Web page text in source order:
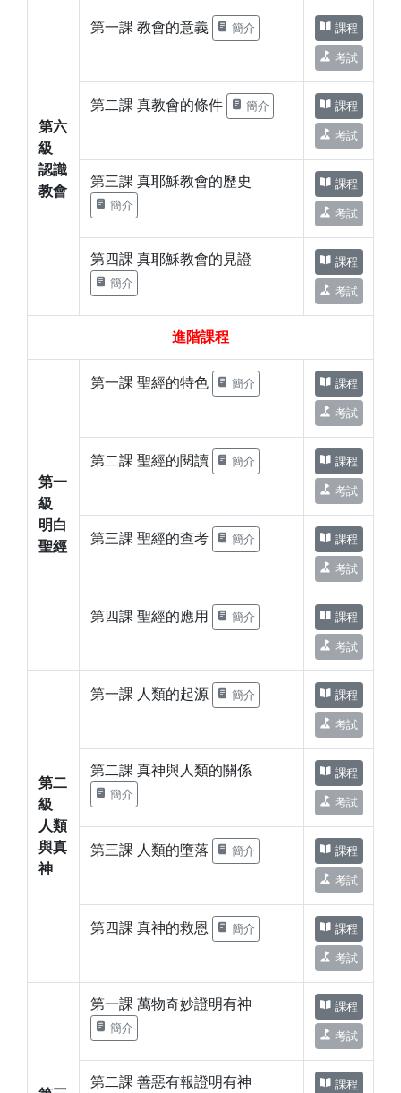
第六
級
認識
教會
第一課 教會的意義 簡介 課程
考試
第二課 真教會的條件 簡介 課程
考試
第三課 真耶穌教會的歷史
簡介
課程
考試
第四課 真耶穌教會的見證
簡介
課程
考試
進階課程
第一
級
明白
聖經
第一課 聖經的特色 簡介 課程
考試
第二課 聖經的閱讀 簡介 課程
考試
第三課 聖經的查考 簡介 課程
考試
第四課 聖經的應用 簡介 課程
考試
第二
級
人類
與真
神
第一課 人類的起源 簡介 課程
考試
第二課 真神與人類的關係
簡介
課程
考試
第三課 人類的墮落 簡介 課程
考試
第四課 真神的救恩 簡介 課程
考試
第一課 萬物奇妙證明有神
簡介
課程
考試
第二課 善惡有報證明有神 課程